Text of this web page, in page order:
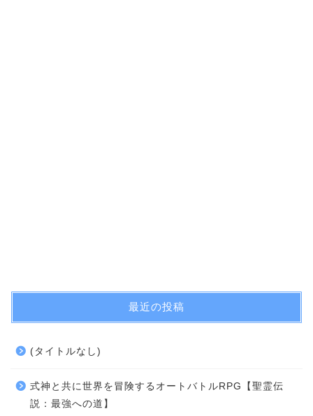
最近の投稿
(タイトルなし)
式神と共に世界を冒険するオートバトルRPG【聖霊伝
説：最強への道】